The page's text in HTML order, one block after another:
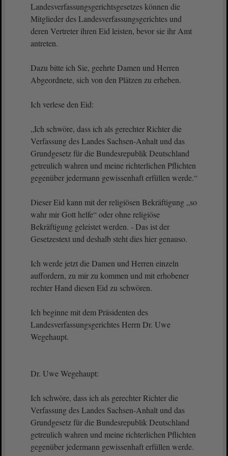
Landesverfassungsgerichtsgesetzes können die
Mitglieder des Landesverfassungsgerichtes und
deren Vertreter ihren Eid leisten, bevor sie ihr Amt
antreten.
Dazu bitte ich Sie, geehrte Damen und Herren
Abgeordnete, sich von den Plätzen zu erheben.
Ich verlese den Eid:
„Ich schwöre, dass ich als gerechter Richter die
Verfassung des Landes Sachsen-Anhalt und das
Grundgesetz für die Bundesrepublik Deutschland
getreulich wahren und meine richterlichen Pflichten
gegenüber jedermann gewissenhaft erfüllen werde.“
Dieser Eid kann mit der religiösen Bekräftigung „so
wahr mir Gott helfe“ oder ohne religiöse
Bekräftigung geleistet werden. - Das ist der
Gesetzestext und deshalb steht dies hier genauso.
Ich werde jetzt die Damen und Herren einzeln
auffordern, zu mir zu kommen und mit erhobener
rechter Hand diesen Eid zu schwören.
Ich beginne mit dem Präsidenten des
Landesverfassungsgerichtes Herrn Dr. Uwe
Wegehaupt.
Dr. Uwe Wegehaupt:
Ich schwöre, dass ich als gerechter Richter die
Verfassung des Landes Sachsen-Anhalt und das
Grundgesetz für die Bundesrepublik Deutschland
getreulich wahren und meine richterlichen Pflichten
gegenüber jedermann gewissenhaft erfüllen werde.